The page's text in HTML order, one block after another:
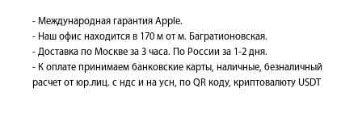
- Международная гарантия Apple.
- Наш офис находится в 170 м от м. Багратионовская.
- Доставка по Москве за 3 часа. По России за 1-2 дня.
- К оплате принимаем банковские карты, наличные, безналичный
расчет от юр.лиц. с ндс и на усн, по QR коду, криптовалюту USDT